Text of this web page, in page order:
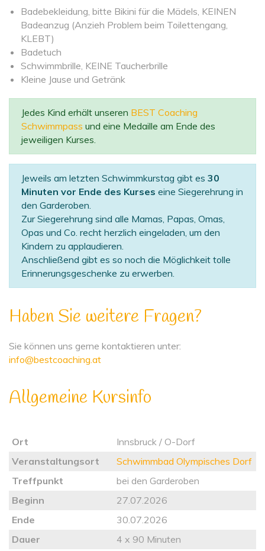
Badebekleidung, bitte Bikini für die Mädels, KEINEN
Badeanzug (Anzieh Problem beim Toilettengang,
KLEBT)
Badetuch
Schwimmbrille, KEINE Taucherbrille
Kleine Jause und Getränk
Jedes Kind erhält unseren BEST Coaching
Schwimmpass und eine Medaille am Ende des
jeweiligen Kurses.
Jeweils am letzten Schwimmkurstag gibt es 30
Minuten vor Ende des Kurses eine Siegerehrung in
den Garderoben.
Zur Siegerehrung sind alle Mamas, Papas, Omas,
Opas und Co. recht herzlich eingeladen, um den
Kindern zu applaudieren.
Anschließend gibt es so noch die Möglichkeit tolle
Erinnerungsgeschenke zu erwerben.
Haben Sie weitere Fragen?
Sie können uns gerne kontaktieren unter:
info@bestcoaching.at
Allgemeine Kursinfo
Ort
Innsbruck / O-Dorf
Veranstaltungsort
Schwimmbad Olympisches Dorf
Treffpunkt
bei den Garderoben
Beginn
27.07.2026
Ende
30.07.2026
Dauer
4 x 90 Minuten